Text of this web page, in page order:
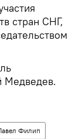
стран СНГ,
Медведев.
Филип